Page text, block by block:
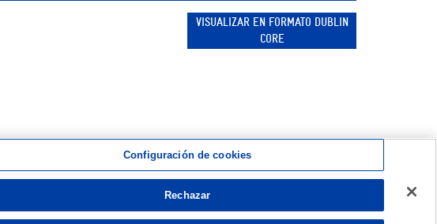
Bilbao
VISUALIZAR EN FORMATO DUBLIN
CORE
Configuración de cookies
Rechazar